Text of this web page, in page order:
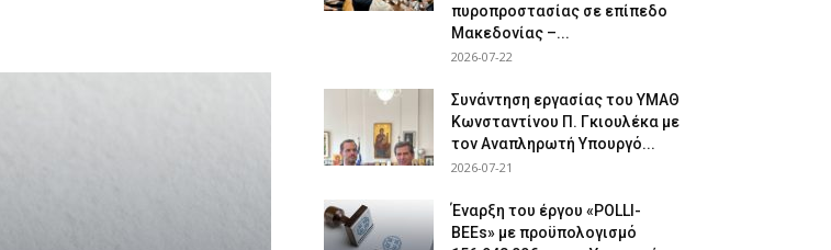
πυροπροστασίας σε επίπεδο
Μακεδονίας –...
2026-07-22
Συνάντηση εργασίας του ΥΜΑΘ
Κωνσταντίνου Π. Γκιουλέκα με
τον Αναπληρωτή Υπουργό...
2026-07-21
Έναρξη του έργου «POLLI-
BEEs» με προϋπολογισμό